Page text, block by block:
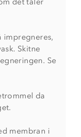
impregneres,
Skitne
Se
da
membran i